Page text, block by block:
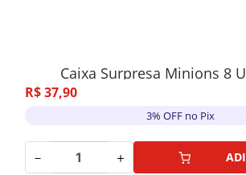
Caixa Surpresa Minions 8
R$37,90
3% OFF no Pix
－ ＋